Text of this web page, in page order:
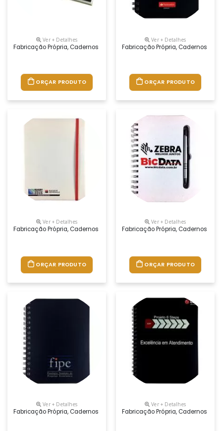
Ver + Detalhes
Fabricação Própria, Cadernos Personalizados Do Seu Jeito.tamanhos
ORÇAR PRODUTO
Ver + Detalhes
Fabricação Própria, Cadernos
ORÇAR PRODUTO
Ver + Detalhes
Fabricação Própria, Cadernos Personalizados Do Seu Jeito.tamanhos
ORÇAR PRODUTO
Ver + Detalhes
Fabricação Própria, Cadernos
ORÇAR PRODUTO
Ver + Detalhes
Fabricação Própria, Cadernos Personalizados Do Seu Jeito.tamanhos
Ver + Detalhes
Fabricação Própria, Cadernos